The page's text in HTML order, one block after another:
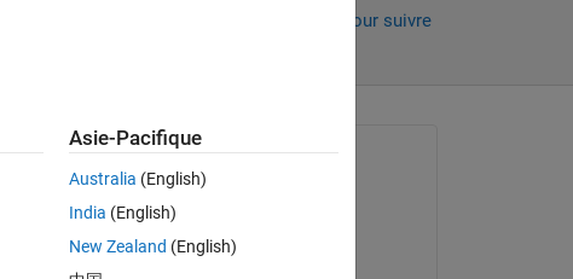
Connectez-vous pour suivre
anciens
1
muhammad ahmad
le 17 Juin 2022
Asie-Pacifique
Australia (English)
India (English)
New Zealand (English)